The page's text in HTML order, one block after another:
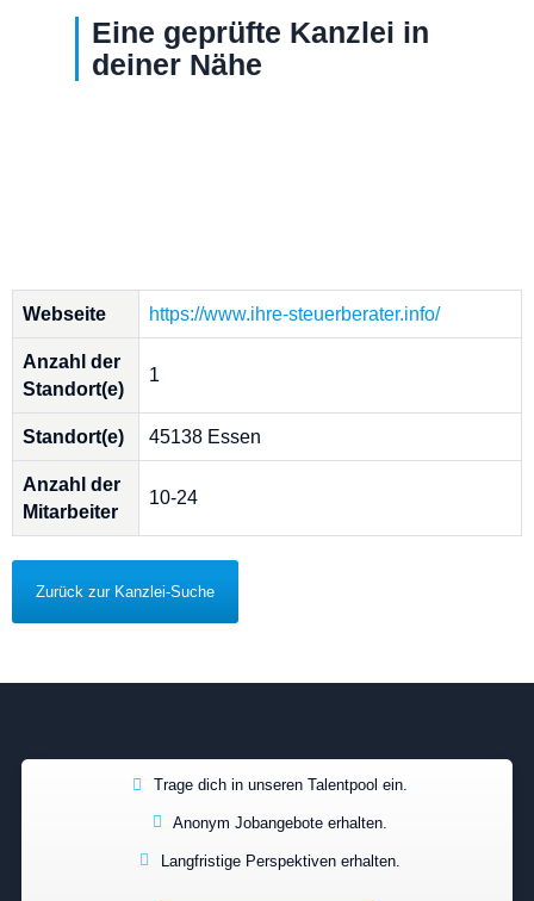
Eine geprüfte Kanzlei in
deiner Nähe
Webseite https://www.ihre-steuerberater.info/
Anzahl der
Standort(e)
1
Standort(e) 45138 Essen
Anzahl der
Mitarbeiter
10-24
Zurück zur Kanzlei-Suche
Trage dich in unseren Talentpool ein.
Anonym Jobangebote erhalten.
Langfristige Perspektiven erhalten.